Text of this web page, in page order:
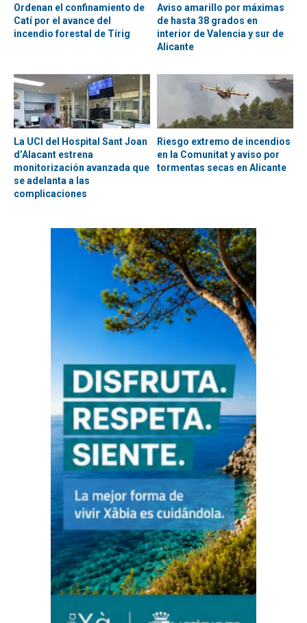
Ordenan el confinamiento de
Catí por el avance del
incendio forestal de Tírig
Aviso amarillo por máximas
de hasta 38 grados en
interior de Valencia y sur de
Alicante
La UCI del Hospital Sant Joan
d’Alacant estrena
monitorización avanzada que
se adelanta a las
complicaciones
Riesgo extremo de incendios
en la Comunitat y aviso por
tormentas secas en Alicante